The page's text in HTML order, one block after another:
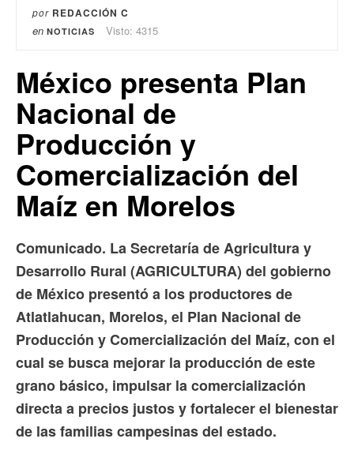
por REDACCIÓN C
en NOTICIAS Visto: 4315
México presenta Plan
Nacional de
Producción y
Comercialización del
Maíz en Morelos
Comunicado. La Secretaría de Agricultura y
Desarrollo Rural (AGRICULTURA) del gobierno
de México presentó a los productores de
Atlatlahucan, Morelos, el Plan Nacional de
Producción y Comercialización del Maíz, con el
cual se busca mejorar la producción de este
grano básico, impulsar la comercialización
directa a precios justos y fortalecer el bienestar
de las familias campesinas del estado.